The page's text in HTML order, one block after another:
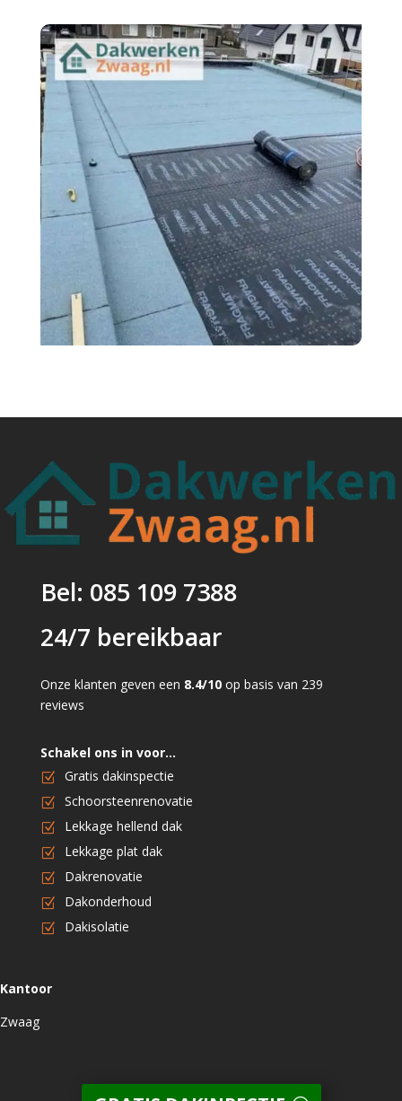
Bel: 085 109 7388
24/7 bereikbaar
Onze klanten geven een 8.4/10 op basis van 239
reviews
Schakel ons in voor…
Gratis dakinspectie
Schoorsteenrenovatie
Lekkage hellend dak
Lekkage plat dak
Dakrenovatie
Dakonderhoud
Dakisolatie
Kantoor
Zwaag